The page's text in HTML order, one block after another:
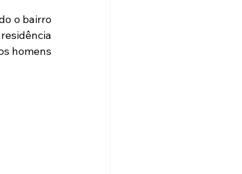
o bairro
homens